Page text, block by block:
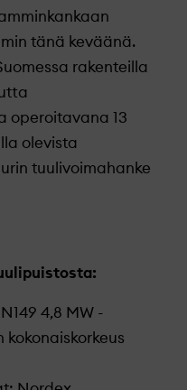
tänä keväänä.
rakenteilla
operoitavana 13
olevista
tuulivoimahanke
4,8 MW -